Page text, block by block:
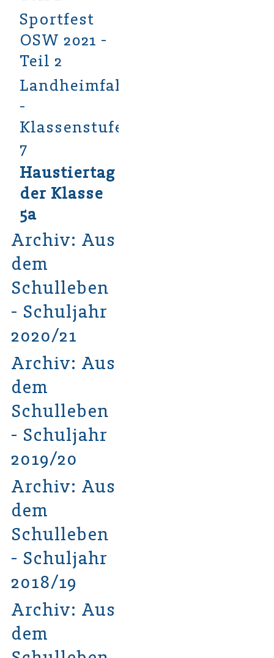
Sportfest
OSW 2021 -
Teil 2
Landheimfahrt
-
Klassenstufe
7
Haustiertag
der Klasse
5a
Archiv: Aus
dem
Schulleben
- Schuljahr
2020/21
Archiv: Aus
dem
Schulleben
- Schuljahr
2019/20
Archiv: Aus
dem
Schulleben
- Schuljahr
2018/19
Archiv: Aus
dem